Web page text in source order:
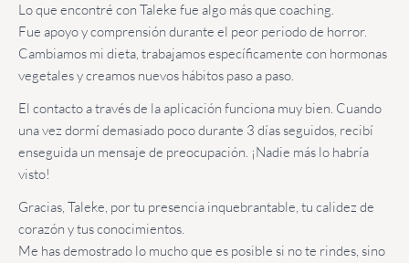
Lo que encontré con Taleke fue algo más que coaching.
Fue apoyo y comprensión durante el peor periodo de horror.
Cambiamos mi dieta, trabajamos específicamente con hormonas
vegetales y creamos nuevos hábitos paso a paso.
El contacto a través de la aplicación funciona muy bien. Cuando
una vez dormí demasiado poco durante 3 días seguidos, recibí
enseguida un mensaje de preocupación. ¡Nadie más lo habría
visto!
Gracias, Taleke, por tu presencia inquebrantable, tu calidez de
corazón y tus conocimientos.
Me has demostrado lo mucho que es posible si no te rindes, sino